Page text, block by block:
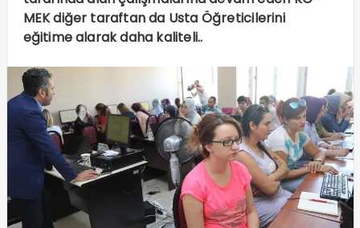
MEK diğer taraftan da Usta Öğreticilerini
eğitime alarak daha kaliteli..